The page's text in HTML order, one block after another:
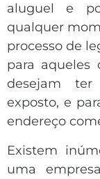
aluguel e
qualquer
processo de
para aqueles
desejam
exposto, e
endereço
Existem
uma